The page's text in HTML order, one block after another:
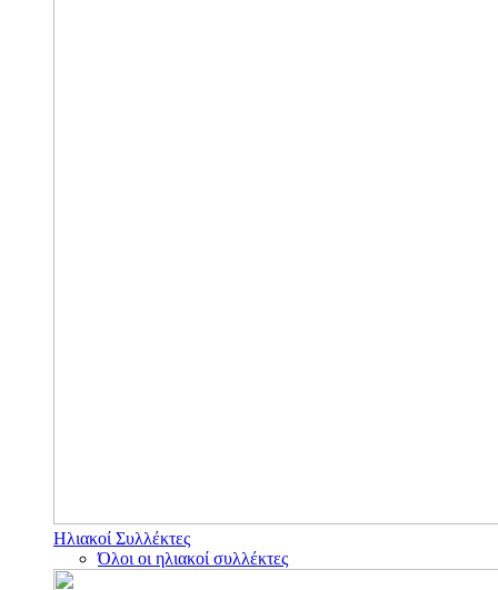
Ηλιακοί Συλλέκτες
Όλοι οι ηλιακοί συλλέκτες